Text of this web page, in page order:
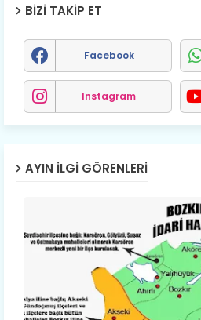
BIZI TAKIP ET
Facebook
Instagram
AYIN İLGI GÖRENLERI